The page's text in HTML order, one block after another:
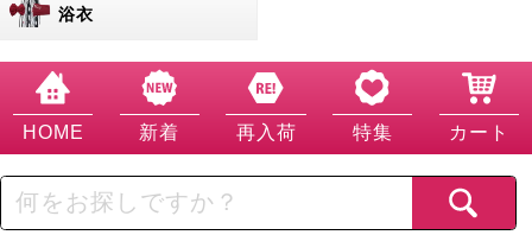
浴衣
HOME 新着 再入荷 特集 カート